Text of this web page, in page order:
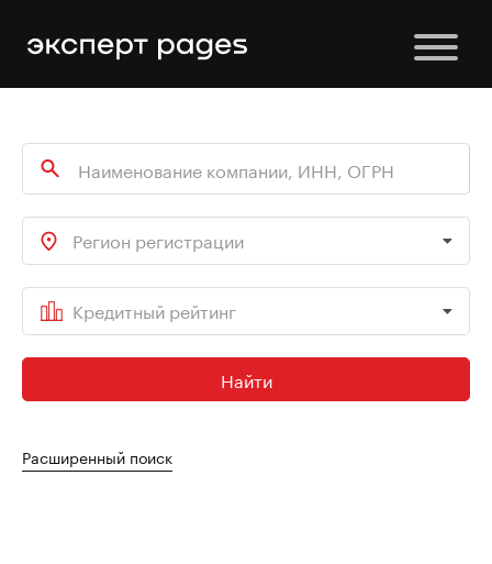
Регион регистрации
Кредитный рейтинг
Найти
Расширенный поиск